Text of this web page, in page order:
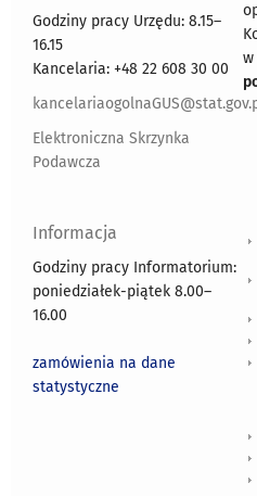
Godziny pracy Urzędu: 8.15–
16.15
Kancelaria: +48 22 608 30 00
Elektroniczna Skrzynka
Podawcza
w
Informacja
Godziny pracy Informatorium:
poniedziałek-piątek 8.00–
16.00
zamówienia na dane
statystyczne